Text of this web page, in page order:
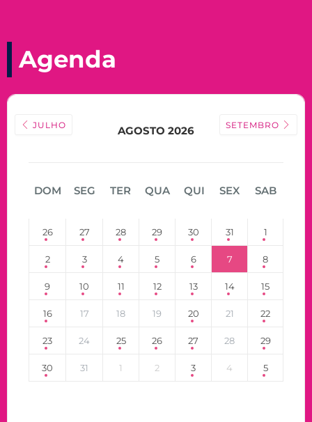
Agenda
JULHO AGOSTO 2026 SETEMBRO
DOM SEG TER QUA QUI SEX SAB
26 27 28 29 30 31 1
2 3 4 5 6 7 8
9 10 11 12 13 14 15
16 17 18 19 20 21 22
23 24 25 26 27 28 29
30 31 1 2 3 4 5